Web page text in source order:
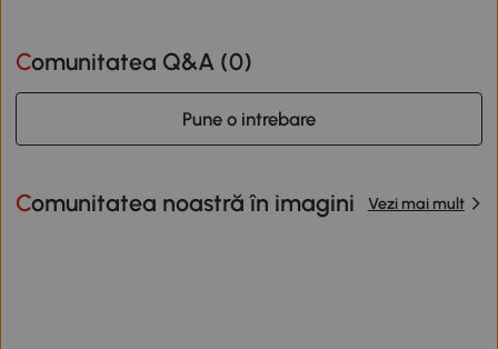
Comunitatea Q&A (0)
Pune o intrebare
Comunitatea noastră în imagini Vezi mai mult